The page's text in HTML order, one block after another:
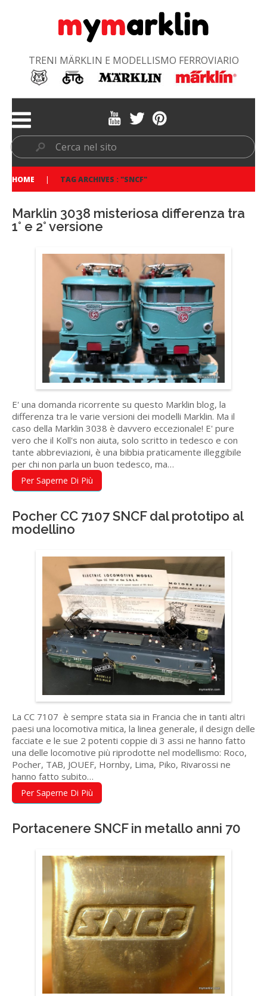
TRENI MÄRKLIN E MODELLISMO FERROVIARIO
HOME TAG ARCHIVES : "SNCF"
Marklin 3038 misteriosa differenza tra
1° e 2° versione
E' una domanda ricorrente su questo Marklin blog, la
differenza tra le varie versioni dei modelli Marklin. Ma il
caso della Marklin 3038 è davvero eccezionale! E' pure
vero che il Koll's non aiuta, solo scritto in tedesco e con
tante abbreviazioni, è una bibbia praticamente illeggibile
per chi non parla un buon tedesco, ma…
Per Saperne Di Più
Pocher CC 7107 SNCF dal prototipo al
modellino
La CC 7107 è sempre stata sia in Francia che in tanti altri
paesi una locomotiva mitica, la linea generale, il design delle
facciate e le sue 2 potenti coppie di 3 assi ne hanno fatto
una delle locomotive più riprodotte nel modellismo: Roco,
Pocher, TAB, JOUEF, Hornby, Lima, Piko, Rivarossi ne
hanno fatto subito…
Per Saperne Di Più
Portacenere SNCF in metallo anni 70